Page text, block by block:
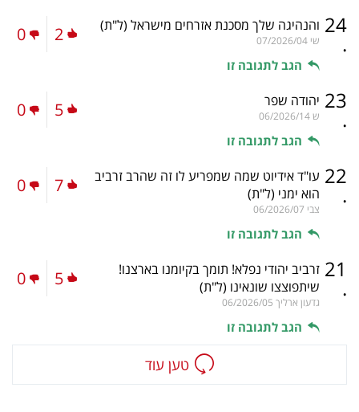
24
.
והנהיגה שלך מסכנת אזרחים מישראל (ל"ת)
שי 07/2026/04
הגב לתגובה זו
2
0
23
.
יהודה שפר
ש06/2026/14
הגב לתגובה זו
5
0
22
.
עו"ד אידיוט שמה שמפריע לו זה שהרב זרביב
הוא ימני (ל"ת)
צבי 06/2026/07
הגב לתגובה זו
7
0
21
.
זרביב יהודי נפלא! תומך בקיומנו בארצנו!
שיתפוצצו שונאינו (ל"ת)
גדעון ארליך 06/2026/05
הגב לתגובה זו
5
0
טען עוד